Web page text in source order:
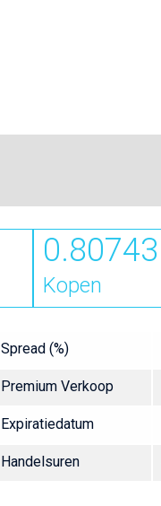
0.80743
Kopen
Spread (%)
Premium Verkoop
Expiratiedatum
Handelsuren